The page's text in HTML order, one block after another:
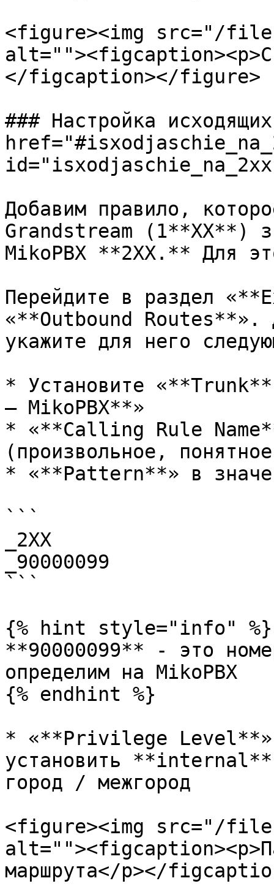
<figure><img src="/files/
</figcaption></figure>
### Настройка
Добавим правило,
Grandstream (1**XX**)
MikoPBX **2XX.** Для
Перейдите в раздел
«**Outbound Routes**».
укажите для него
* Установите
– MikoPBX**»
* «**Calling Rule
(произвольное,
* «**Pattern**» в
```
_2XX
_90000099
```
{% hint style="info" %}
**90000099** - это
определим на MikoPBX
{% endhint %}
* «**Privilege Level**»
установить
город / межгород
<figure><img src="/
маршрута</p></